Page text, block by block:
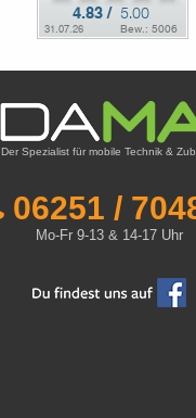
Der Spezialist für mobile Technik &
06251 /
Mo-Fr 9-13 & 14-17 Uhr